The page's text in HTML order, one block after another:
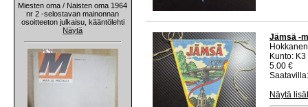
Miesten oma / Naisten oma 1964
nr 2 -selostavan mainonnan
osoitteeton julkaisu, kääntölehti
Näytä
Jämsä -
Kunto:
5.00 €
Näytä